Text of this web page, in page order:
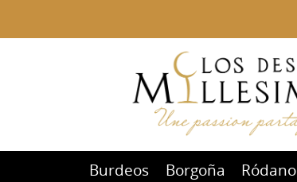
Burdeos Borgoña Ródano